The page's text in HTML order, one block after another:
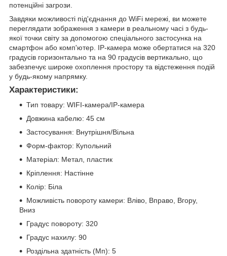
потенційні загрози.
Завдяки можливості під'єднання до WiFi мережі, ви можете
переглядати зображення з камери в реальному часі з будь-
якої точки світу за допомогою спеціального застосунка на
смартфон або комп'ютер. IP-камера може обертатися на 320
градусів горизонтально та на 90 градусів вертикально, що
забезпечує широке охоплення простору та відстеження подій
у будь-якому напрямку.
Характеристики:
Тип товару: WIFI-камера/IP-камера
Довжина кабелю: 45 см
Застосування: Внутрішня/Вільна
Форм-фактор: Купольний
Матеріал: Метал, пластик
Кріплення: Настінне
Колір: Біла
Можливість повороту камери: Вліво, Вправо, Вгору,
Вниз
Градус повороту: 320
Градус нахилу: 90
Роздільна здатність (Мп): 5